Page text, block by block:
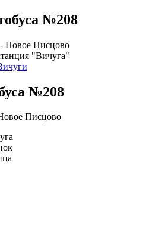
№208
Новое Писцово
"Вичуга"
№208
Писцово